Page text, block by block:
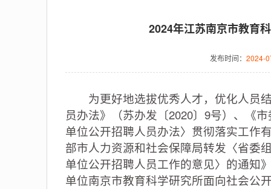
2024年江苏南京市教育
发布时间： 2024-
为更好地选拔优秀人才，优化人员结
员办法》（苏办发〔2020〕9号）、《
单位公开招聘人员办法〉贯彻落实工作
部市人力资源和社会保障局转发〈省委
单位公开招聘人员工作的意见〉的通知
单位南京市教育科学研究所面向社会公